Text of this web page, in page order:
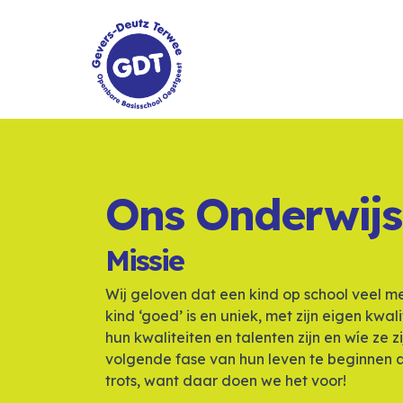
Ons Onderwijs
Praktische Informatie
Rondleiding
Ons Onderwijs
Missie
Wij geloven dat een kind op school veel
kind ‘goed’ is en uniek, met zijn eigen
hun kwaliteiten en talenten zijn en wíe ze
volgende fase van hun leven te beginnen
trots, want daar doen we het voor!